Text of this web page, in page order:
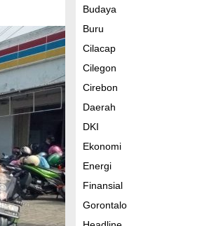
Budaya
Buru
Cilacap
Cilegon
Cirebon
Daerah
DKI
Ekonomi
Energi
Finansial
Gorontalo